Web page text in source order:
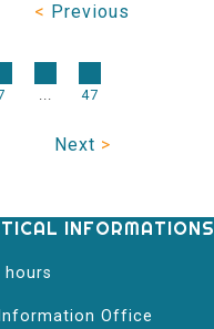
< Previous
... 47
Next >
INFORMATIONS
hours
Office